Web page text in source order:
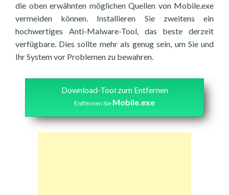
die oben erwähnten möglichen Quellen von Mobile.exe
vermeiden können. Installieren Sie zweitens ein
hochwertiges Anti-Malware-Tool, das beste derzeit
verfügbare. Dies sollte mehr als genug sein, um Sie und
Ihr System vor Problemen zu bewahren.
Download-Tool zum Entfernen
Entfernen Sie Mobile.exe